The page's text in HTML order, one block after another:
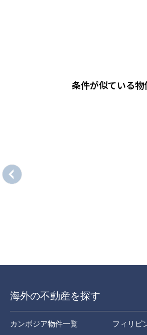
条件が似ている物
海外の不動産を探す
カンボジア物件一覧 フィリピ